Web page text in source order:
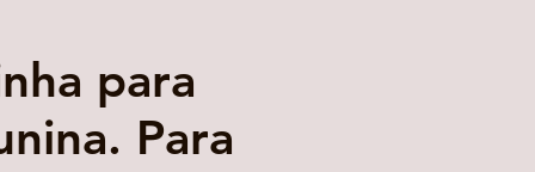
para
Para